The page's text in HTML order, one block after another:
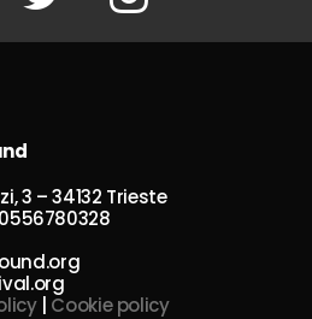
3 – 34132 Trieste
| Cookie policy